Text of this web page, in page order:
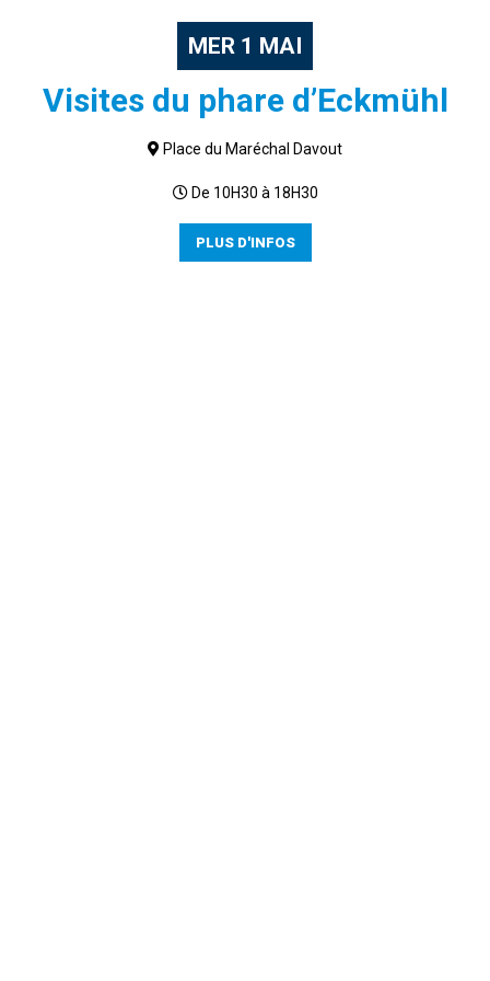
MER 1 MAI
Visites du phare d’Eckmühl
Place du Maréchal Davout
De 10H30 à 18H30
PLUS D'INFOS